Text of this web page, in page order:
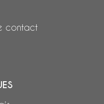
contact